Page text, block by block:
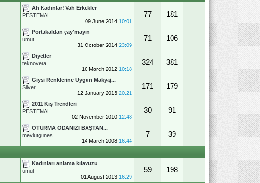
Ah Kadınlar! Vah Erkekler
PESTEMAL
09 June 2014 10:01
77 181
Portakaldan çay'mayın
umut
31 October 2014 23:09
71 106
Diyetler
teknovera
16 March 2012 10:18
324 381
Giysi Renklerine Uygun Makyaj...
Silver
12 January 2013 20:21
171 179
2011 Kış Trendleri
PESTEMAL
02 November 2010 12:48
30 91
OTURMA ODANIZI BAŞTAN...
mevlutgunes
14 March 2008 16:44
7 39
Kadınları anlama kılavuzu
umut
01 August 2013 16:29
59 198